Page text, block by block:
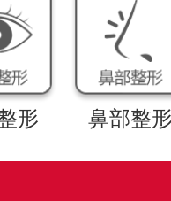
形 鼻部整形